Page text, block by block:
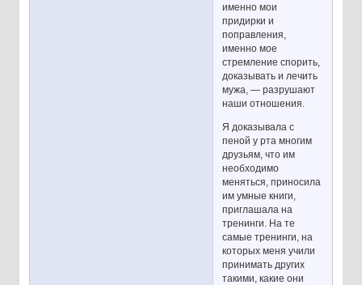
именно мои
придирки и
поправления,
именно мое
стремление спорить,
доказывать и лечить
мужа, — разрушают
наши отношения.
Я доказывала с
пеной у рта многим
друзьям, что им
необходимо
меняться, приносила
им умные книги,
приглашала на
тренинги. На те
самые тренинги, на
которых меня учили
принимать других
такими, какие они